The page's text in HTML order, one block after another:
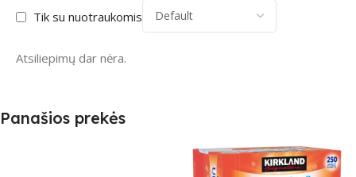
Tik su nuotraukomis
Atsiliepimų dar nėra.
Panašios prekės